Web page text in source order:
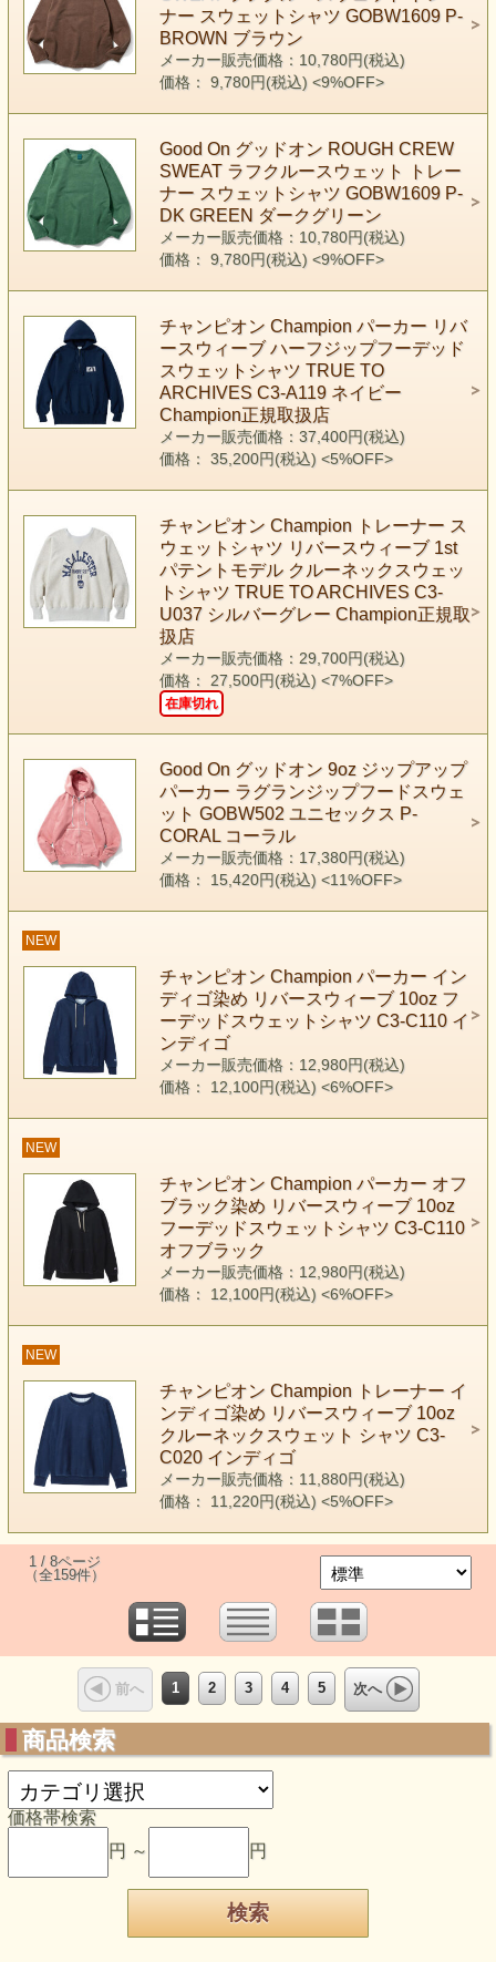
ナー スウェットシャツ GOBW1609 P-
BROWN ブラウン
メーカー販売価格：10,780円(税込)
価格： 9,780円(税込) <9%OFF>
Good On グッドオン ROUGH CREW
SWEAT ラフクルースウェット トレー
ナー スウェットシャツ GOBW1609 P-
DK GREEN ダークグリーン
メーカー販売価格：10,780円(税込)
価格： 9,780円(税込) <9%OFF>
チャンピオン Champion パーカー リバ
ースウィーブ ハーフジップフーデッド
スウェットシャツ TRUE TO
ARCHIVES C3-A119 ネイビー
Champion正規取扱店
メーカー販売価格：37,400円(税込)
価格： 35,200円(税込) <5%OFF>
チャンピオン Champion トレーナー ス
ウェットシャツ リバースウィーブ 1st
パテントモデル クルーネックスウェッ
トシャツ TRUE TO ARCHIVES C3-
U037 シルバーグレー Champion正規取
扱店
メーカー販売価格：29,700円(税込)
価格： 27,500円(税込) <7%OFF>
在庫切れ
Good On グッドオン 9oz ジップアップ
パーカー ラグランジップフードスウェ
ット GOBW502 ユニセックス P-
CORAL コーラル
メーカー販売価格：17,380円(税込)
価格： 15,420円(税込) <11%OFF>
NEW
チャンピオン Champion パーカー イン
ディゴ染め リバースウィーブ 10oz フ
ーデッドスウェットシャツ C3-C110 イ
ンディゴ
メーカー販売価格：12,980円(税込)
価格： 12,100円(税込) <6%OFF>
NEW
チャンピオン Champion パーカー オフ
ブラック染め リバースウィーブ 10oz
フーデッドスウェットシャツ C3-C110
オフブラック
メーカー販売価格：12,980円(税込)
価格： 12,100円(税込) <6%OFF>
NEW
チャンピオン Champion トレーナー イ
ンディゴ染め リバースウィーブ 10oz
クルーネックスウェット シャツ C3-
C020 インディゴ
メーカー販売価格：11,880円(税込)
価格： 11,220円(税込) <5%OFF>
1 / 8ページ
（全159件）
前へ 1 2 3 4 5 次へ
商品検索
価格帯検索
円 ～
円